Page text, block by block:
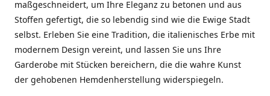
maßgeschneidert, um Ihre Eleganz zu betonen und aus
Stoffen gefertigt, die so lebendig sind wie die Ewige Stadt
selbst. Erleben Sie eine Tradition, die italienisches Erbe mit
modernem Design vereint, und lassen Sie uns Ihre
Garderobe mit Stücken bereichern, die die wahre Kunst
der gehobenen Hemdenherstellung widerspiegeln.